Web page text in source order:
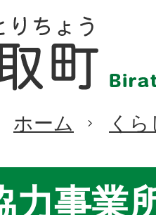
ホーム く
力事業